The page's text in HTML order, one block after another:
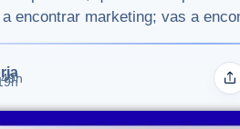
encontrar marketing; vas a